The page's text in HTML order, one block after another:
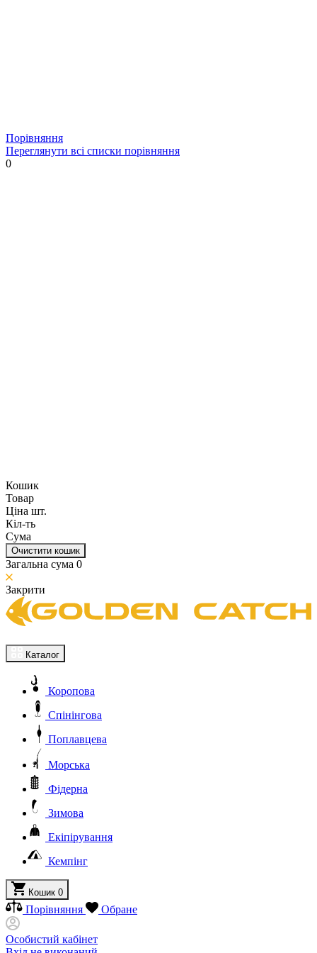
Порівняння
Переглянути всі списки порівняння
0
Кошик
Товар
Ціна шт.
Кіл-ть
Сума
Очистити кошик
Загальна сума 0
Закрити
Каталог
Коропова
Спінінгова
Поплавцева
Морська
Фідерна
Зимова
Екіпірування
Кемпінг
Кошик 0
Порівняння Обране
Особистий кабінет